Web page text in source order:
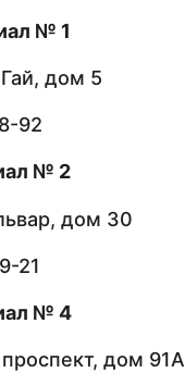
№ 1
дом 5
92
№ 2
дом 30
21
№ 4
дом 91А